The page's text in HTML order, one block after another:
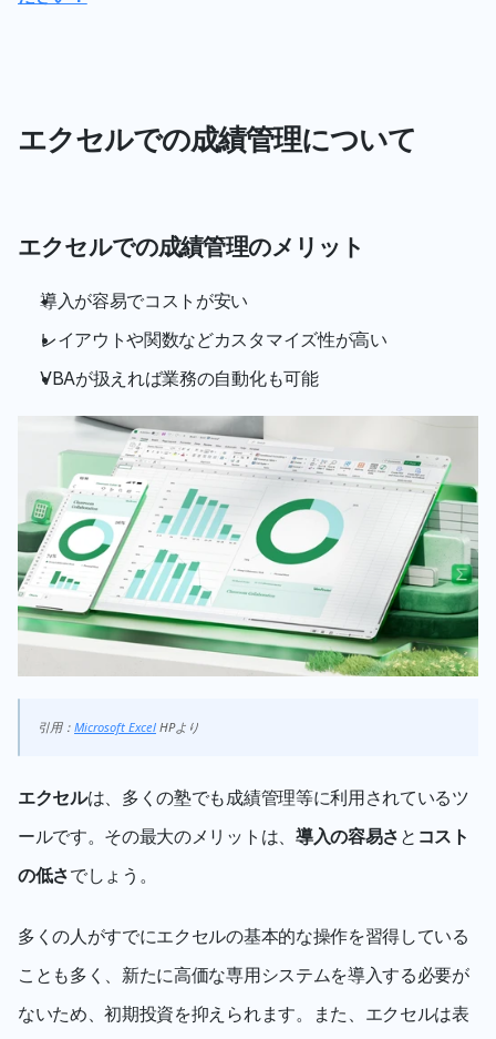
エクセルでの成績管理について
エクセルでの成績管理のメリット
導入が容易でコストが安い
レイアウトや関数などカスタマイズ性が高い
VBAが扱えれば業務の自動化も可能
引用： Microsoft Excel HPより
エクセルは、多くの塾でも成績管理等に利用されているツ
ールです。その最大のメリットは、 導入の容易さ と コスト
の低さでしょう。
多くの人がすでにエクセルの基本的な操作を習得している
ことも多く、新たに高価な専用システムを導入する必要が
ないため、初期投資を抑えられます。また、エクセルは表